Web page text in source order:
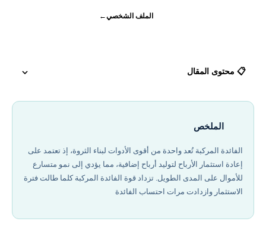
الملف الشخصي←
📋 محتوى المقال
كيف يمكن حساب الفائدة المركبة؟
ما هي أنواع الحسابات التي تقدم فائدة مركبة في شهر أغسطس من عام
الملخص
الفائدة المركبة تُعد واحدة من أقوى الأدوات لبناء الثروة، إذ تعتمد على
إعادة استثمار الأرباح لتوليد أرباح إضافية، مما يؤدي إلى نمو متسارع
للأموال على المدى الطويل. تزداد قوة الفائدة المركبة كلما طالت فترة
الاستثمار وازدادت مرات احتساب الفائدة